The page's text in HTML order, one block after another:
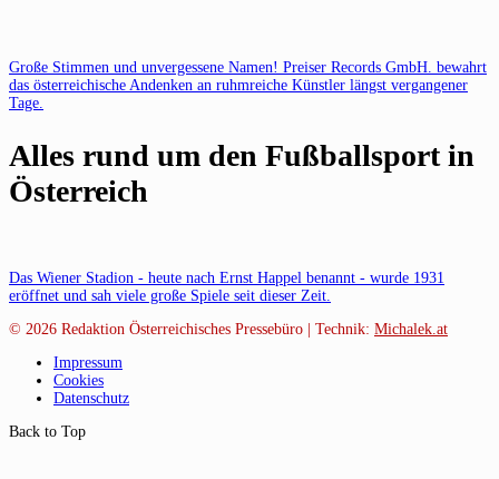
Große Stimmen und unvergessene Namen! Preiser Records GmbH. bewahrt
das österreichische Andenken an ruhmreiche Künstler längst vergangener
Tage.
Alles rund um den Fußballsport in
Österreich
Das Wiener Stadion - heute nach Ernst Happel benannt - wurde 1931
eröffnet und sah viele große Spiele seit dieser Zeit.
© 2026 Redaktion Österreichisches Pressebüro | Technik: Michalek.at
Impressum
Cookies
Datenschutz
Back to Top